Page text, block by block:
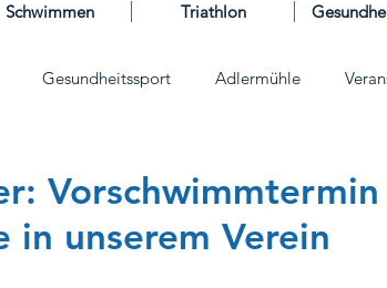
Gesundheitssport Adlermühle
Schwimmausbildung Stadtbad
in unserem Verein
Schwimmen Triathlon